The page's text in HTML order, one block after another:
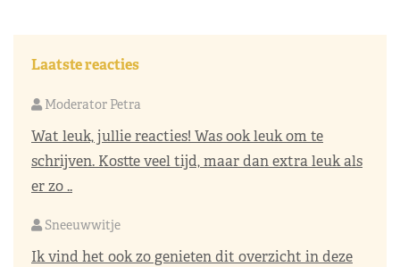
Laatste reacties
Moderator Petra
Wat leuk, jullie reacties! Was ook leuk om te
schrijven. Kostte veel tijd, maar dan extra leuk als
er zo ..
Sneeuwwitje
Ik vind het ook zo genieten dit overzicht in deze